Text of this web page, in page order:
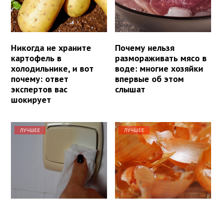
Никогда не храните
картофель в
холодильнике, и вот
почему: ответ
экспертов вас
шокирует
Почему нельзя
размораживать мясо в
воде: многие хозяйки
впервые об этом
слышат
ЛУЧШЕЕ ЛУЧШЕЕ